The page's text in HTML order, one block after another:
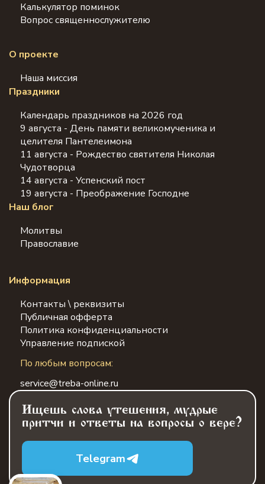
Калькулятор поминок
Вопрос священнослужителю
О проекте
Наша миссия
Праздники
Календарь праздников на 2026 год
9 августа - День памяти великомученика и
целителя Пантелеимона
11 августа - Рождество святителя Николая
Чудотворца
14 августа - Успенский пост
19 августа - Преображение Господне
Наш блог
Молитвы
Православие
Информация
Контакты \ реквизиты
Публичная офферта
Политика конфиденциальности
Управление подпиской
По любым вопросам:
service@treba-online.ru
Ищешь слова утешения, мудрые
притчи и ответы на вопросы о вере?
Telegram